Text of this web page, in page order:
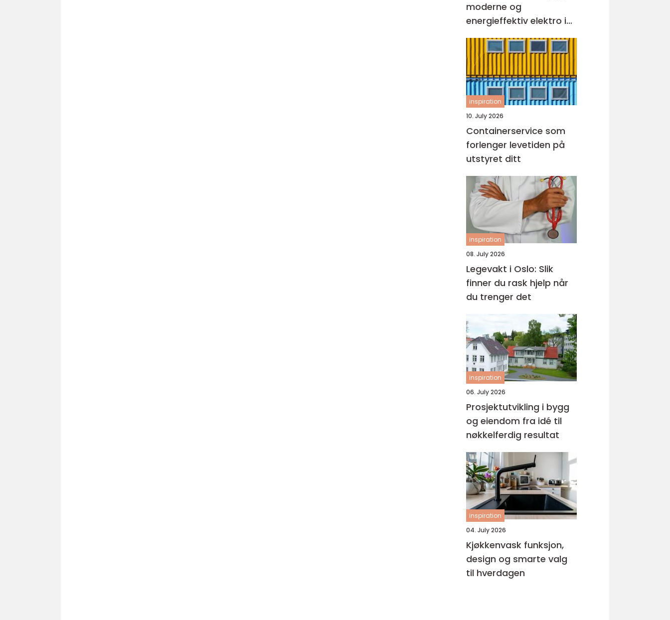
moderne og
energieffektiv elektro i
hverdagen
inspiration
10. July 2026
Containerservice som
forlenger levetiden på
utstyret ditt
inspiration
08. July 2026
Legevakt i Oslo: Slik
finner du rask hjelp når
du trenger det
inspiration
06. July 2026
Prosjektutvikling i bygg
og eiendom fra idé til
nøkkelferdig resultat
inspiration
04. July 2026
Kjøkkenvask funksjon,
design og smarte valg
til hverdagen